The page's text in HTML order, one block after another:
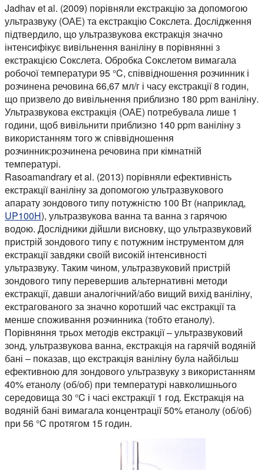
Jadhav et al. (2009) порівняли екстракцію за допомогою
ультразвуку (ОАЕ) та екстракцію Сокслета. Дослідження
підтвердило, що ультразвукова екстракція значно
інтенсифікує вивільнення ваніліну в порівнянні з
екстракцією Сокслета. Обробка Сокслетом вимагала
робочої температури 95 °C, співвідношення розчинник і
розчинена речовина 66,67 мл/г і часу екстракції 8 годин,
що призвело до вивільнення приблизно 180 ppm ваніліну.
Ультразвукова екстракція (ОАЕ) потребувала лише 1
години, щоб вивільнити приблизно 140 ppm ваніліну з
використанням того ж співвідношення
розчинник:розчинена речовина при кімнатній
температурі.
Rasoamandrary et al. (2013) порівняли ефективність
екстракції ваніліну за допомогою ультразвукового
апарату зондового типу потужністю 100 Вт (наприклад,
UP100H), ультразвукова ванна та ванна з гарячою
водою. Дослідники дійшли висновку, що ультразвуковий
пристрій зондового типу є потужним інструментом для
екстракції завдяки своїй високій інтенсивності
ультразвуку. Таким чином, ультразвуковий пристрій
зондового типу перевершив альтернативні методи
екстракції, давши аналогічний/або вищий вихід ваніліну,
екстрагованого за значно коротший час екстракції та
менше споживання розчинника (тобто етанолу).
Порівняння трьох методів екстракції – ультразвуковий
зонд, ультразвукова ванна, екстракція на гарячій водяній
бані – показав, що екстракція ваніліну була найбільш
ефективною для зондового ультразвуку з використанням
40% етанолу (об/об) при температурі навколишнього
середовища 30 °C і часі екстракції 1 год. Екстракція на
водяній бані вимагала концентрації 50% етанолу (об/об)
при 56 °C протягом 15 годин.